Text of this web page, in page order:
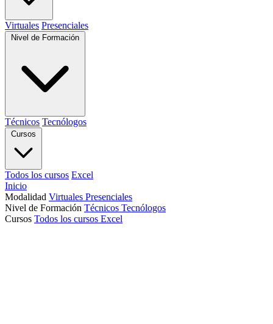
Virtuales Presenciales
Técnicos Tecnólogos
Todos los cursos Excel
Inicio
Modalidad Virtuales Presenciales
Nivel de Formación Técnicos Tecnólogos
Cursos Todos los cursos Excel